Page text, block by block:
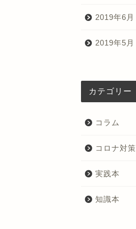
2019年6月
2019年5月
カテゴリー
コラム
コロナ対策
実践本
知識本